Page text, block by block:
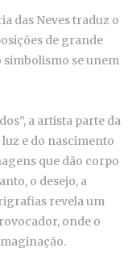
das Neves traduz o
de grande
simbolismo se unem
a artista parte da
e do nascimento
que dão corpo
o desejo, a
revela um
onde o